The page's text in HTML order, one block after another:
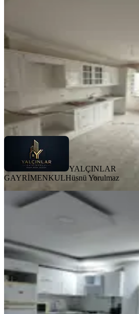
18.000 ₺
YALÇINLAR GAYRİMENKUL Hüsnü
Ara
YALÇINLAR
GAYRİMENKULHüsnü Yorulmaz
MANZARALI
Hürriyet
Daire Eşyalı
1+1· 80 m²·2. Kat·
25.000 ₺